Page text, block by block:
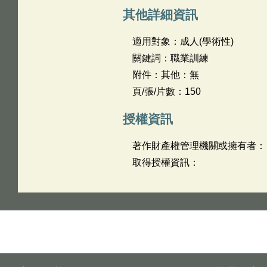
其他詳細資訊
適用對象：成人(學術性)
關鍵詞：職業訓練
附件：其他：無
頁/張/片數：150
授權資訊
著作財產權管理機關或擁有者：
取得授權資訊：